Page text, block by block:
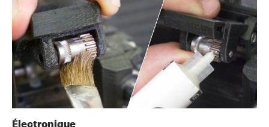
Électronique